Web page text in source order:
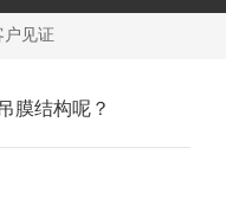
户见证
膜结构呢？